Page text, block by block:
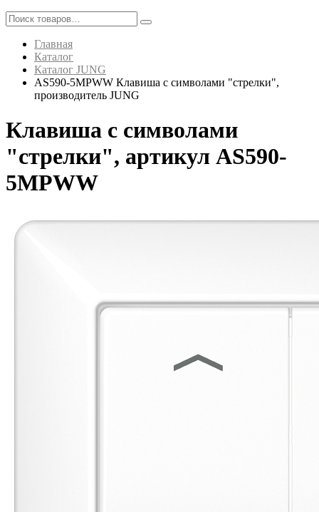
Главная
Каталог
Каталог JUNG
AS590-5MPWW Клавиша с символами "стрелки",
производитель JUNG
Клавиша с символами
"стрелки", артикул AS590-
5MPWW